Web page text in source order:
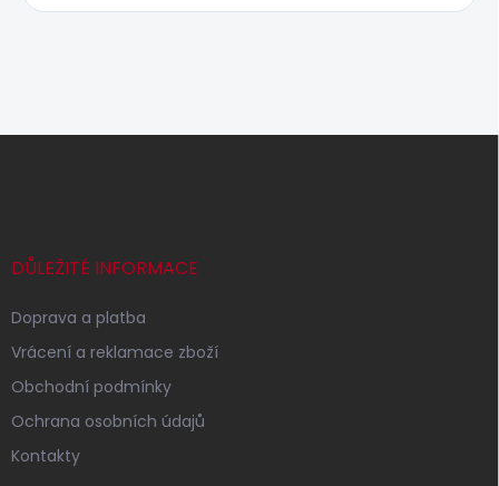
Z
DŮLEŽITÉ INFORMACE
Doprava a platba
Vrácení a reklamace zboží
Obchodní podmínky
Ochrana osobních údajů
Kontakty